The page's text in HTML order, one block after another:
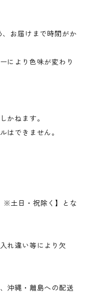
お届けまで時間がか
により色味が変わり
かねます。
はできません。
※土日・祝除く】とな
れ違い等により欠
沖縄・離島への配送